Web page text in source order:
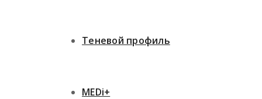
Теневой профиль
MEDi+